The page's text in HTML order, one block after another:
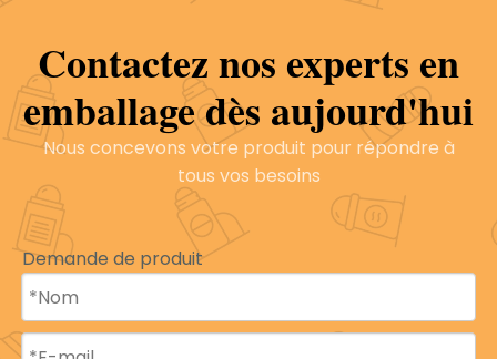
Modèle:
Boule creus
e
Marque de produit:
E
Y
A
Q
I
Description du produit
Profil de l'entreprise
Contactez nos experts en
emballage dès aujourd'hui
Nous concevons votre produit pour répondre à
tous vos besoins
Demande de produit